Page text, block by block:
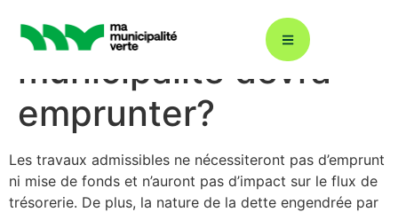
Décarbonation : ÉcoÉnergie 360
Plans climat
Est-ce que ma
municipalité devra
emprunter?
Les travaux admissibles ne nécessiteront pas d’emprunt
ni mise de fonds et n’auront pas d’impact sur le flux de
trésorerie. De plus, la nature de la dette engendrée par